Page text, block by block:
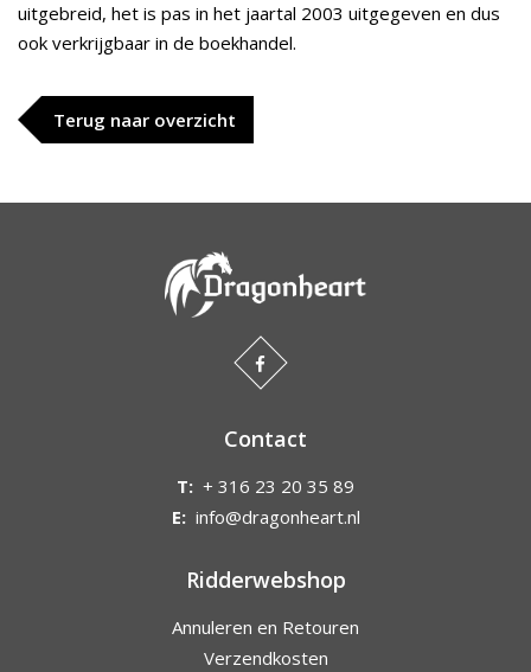
uitgebreid, het is pas in het jaartal 2003 uitgegeven en dus
ook verkrijgbaar in de boekhandel.
Terug naar overzicht
Contact
T: + 316 23 20 35 89
E: info@dragonheart.nl
Ridderwebshop
Annuleren en Retouren
Verzendkosten